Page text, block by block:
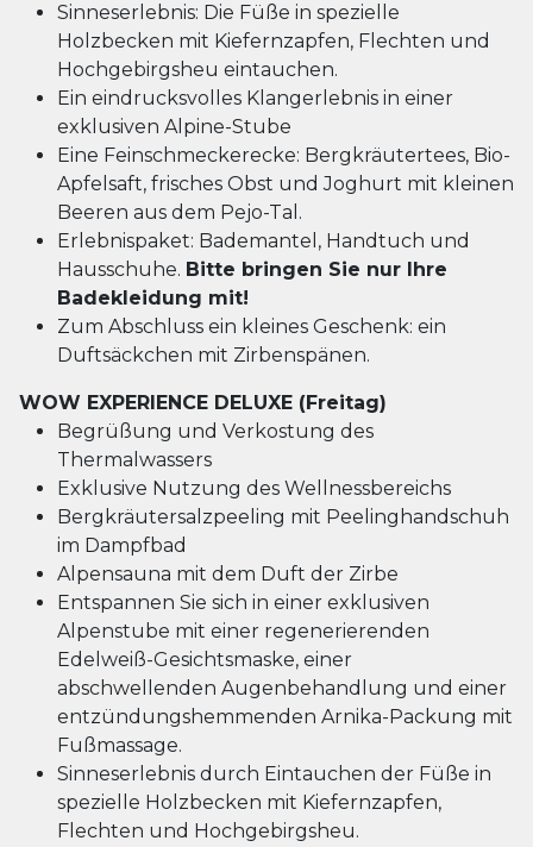
Sinneserlebnis: Die Füße in spezielle
Holzbecken mit Kiefernzapfen, Flechten und
Hochgebirgsheu eintauchen.
Ein eindrucksvolles Klangerlebnis in einer
exklusiven Alpine-Stube
Eine Feinschmeckerecke: Bergkräutertees, Bio-
Apfelsaft, frisches Obst und Joghurt mit kleinen
Beeren aus dem Pejo-Tal.
Erlebnispaket: Bademantel, Handtuch und
Hausschuhe. Bitte bringen Sie nur Ihre
Badekleidung mit!
Zum Abschluss ein kleines Geschenk: ein
Duftsäckchen mit Zirbenspänen.
WOW EXPERIENCE DELUXE (Freitag)
Begrüßung und Verkostung des
Thermalwassers
Exklusive Nutzung des Wellnessbereichs
Bergkräutersalzpeeling mit Peelinghandschuh
im Dampfbad
Alpensauna mit dem Duft der Zirbe
Entspannen Sie sich in einer exklusiven
Alpenstube mit einer regenerierenden
Edelweiß-Gesichtsmaske, einer
abschwellenden Augenbehandlung und einer
entzündungshemmenden Arnika-Packung mit
Fußmassage.
Sinneserlebnis durch Eintauchen der Füße in
spezielle Holzbecken mit Kiefernzapfen,
Flechten und Hochgebirgsheu.